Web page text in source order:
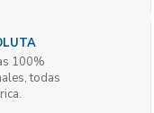
100%
todas